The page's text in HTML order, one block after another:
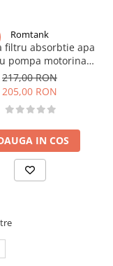
Romtank
filtru absorbtie apa
pompa motorina
CFD 70-30
217,00 RON
205,00 RON
IN COS